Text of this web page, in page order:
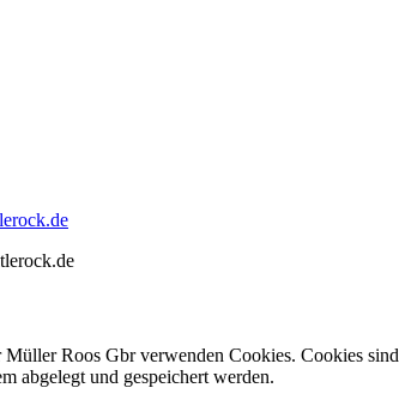
Müller Roos Gbr verwenden Cookies. Cookies
abgelegt und gespeichert werden.